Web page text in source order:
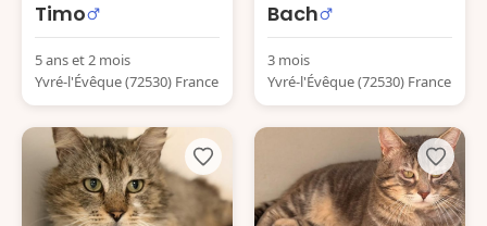
Timo
5 ans et 2 mois
Yvré-l'Évêque (72530) France
Bach
3 mois
Yvré-l'Évêque (72530) France